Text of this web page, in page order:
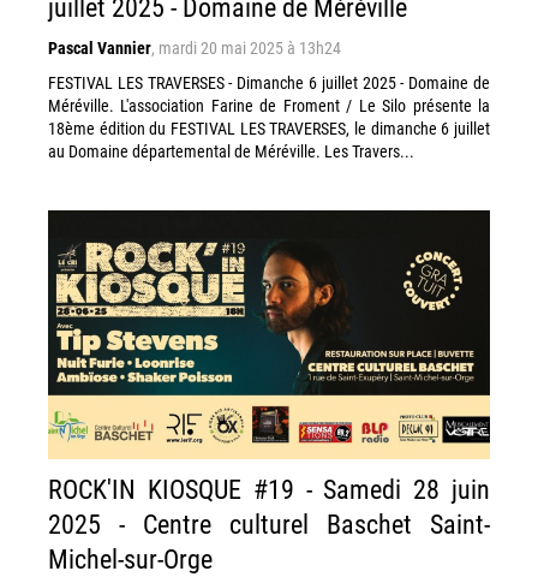
Pascal Vannier, mardi 20 mai 2025 à 13h24
FESTIVAL LES TRAVERSES - Dimanche 6 juillet 2025 - Domaine de
Méréville. L'association Farine de Froment / Le Silo présente la
18ème édition du FESTIVAL LES TRAVERSES, le dimanche 6 juillet
au Domaine départemental de Méréville. Les Travers...
ROCK'IN KIOSQUE #19 - Samedi 28 juin
2025 - Centre culturel Baschet Saint-
Michel-sur-Orge